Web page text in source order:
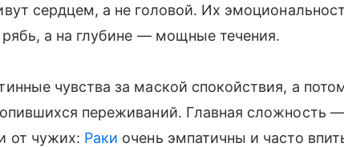
сердцем, а не головой. Их
рябь, а на глубине — мощные течения.
чувства за маской спокойствия, а
переживаний. Главная сложность —
от чужих: Раки очень эмпатичны и часто